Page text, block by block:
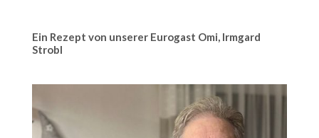
Ein Rezept von unserer Eurogast Omi, Irmgard
Strobl